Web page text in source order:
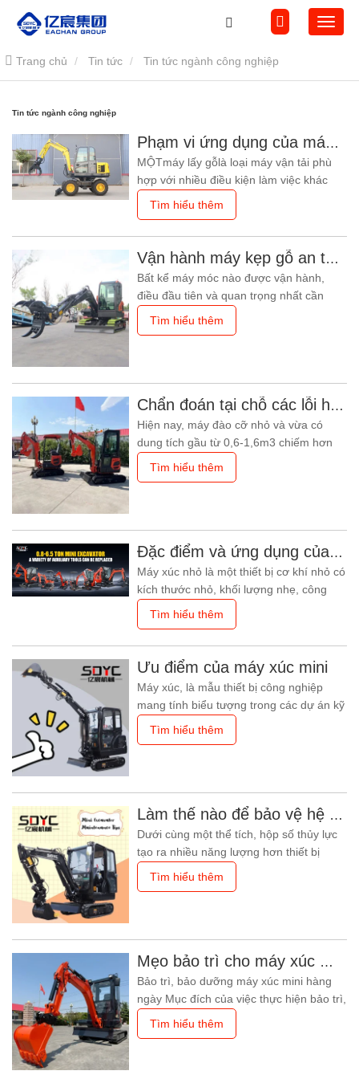
Trang chủ Tin tức Tin tức ngành công nghiệp
Tin tức ngành công nghiệp
Phạm vi ứng dụng của máy gắp gỗ
MỘTmáy lấy gỗlà loại máy vận tải phù
hợp với nhiều điều kiện làm việc khác
nhau như đào, lấp, vận chuyển, di
chuyển. Nó có thể được sử dụng cho các
như để đào các đường hầm hoặc lối đi
ngầm quan trọng. Do sử dụng khí CNG
nên có thể đạt được khả năng chịu tải ở
Tìm hiểu thêm
Vận hành máy kẹp gỗ an toàn
Bất kể máy móc nào được vận hành,
điều đầu tiên và quan trọng nhất cần
hiểu là vận hành an toàn. Chỉ khi hiểu rõ
điều này, chúng ta mới có thể tránh được
khi hỏi ý kiến ​​cá nhân của nhân viên
trong nhà máy, tôi đã tóm tắt
Tìm hiểu thêm
Chẩn đoán tại chỗ các lỗi hệ thống thủy lực ở máy đào cỡ nhỏ và vừa
Hiện nay, máy đào cỡ nhỏ và vừa có
dung tích gầu từ 0,6-1,6m3 chiếm hơn
80% tổng số máy đào. Nếu hệ thống
thủy lực của chúng gặp sự cố, việc chẩn
thời khắc phục sẽ có ý nghĩa to lớn trong
việc đẩy nhanh tiến độ dự án và
Tìm hiểu thêm
Đặc điểm và ứng dụng của máy xúc mini
Máy xúc nhỏ là một thiết bị cơ khí nhỏ có
kích thước nhỏ, khối lượng nhẹ, công
suất mạnh và có thể dễ dàng thu được
nhiều dữ liệu khác nhau. Đặc điểm cụ
Máy đào nhỏ có thể hoàn thành nhiều
nhiệm vụ khác nhau như đào, di chuyển,
di dời, san lấp, v.v. và có thể
Tìm hiểu thêm
Ưu điểm của máy xúc mini
Máy xúc, là mẫu thiết bị công nghiệp
mang tính biểu tượng trong các dự án kỹ
thuật, luôn bận rộn trên các công trường
xây dựng như đường sá, tòa nhà. Những
doanh số lớn nhất trên thị trường máy
xúc. Giá rẻ: Hiện nay, máy xúc
Tìm hiểu thêm
Làm thế nào để bảo vệ hệ thống thủy lực của máy xúc mini?
Dưới cùng một thể tích, hộp số thủy lực
tạo ra nhiều năng lượng hơn thiết bị
điện; Ở cùng công suất, hộp số thủy lực
có khối lượng nhỏ, trọng lượng nhẹ và
cơ học cao, tốc độ chậm và đặc tính tải
tốt. Tiếp theo, chúng
Tìm hiểu thêm
Mẹo bảo trì cho máy xúc mini
Bảo trì, bảo dưỡng máy xúc mini hàng
ngày Mục đích của việc thực hiện bảo trì,
bảo dưỡng định kỳ máy xúc là nhằm
giảm thiểu sự cố máy và kéo dài tuổi thọ
Tìm hiểu thêm